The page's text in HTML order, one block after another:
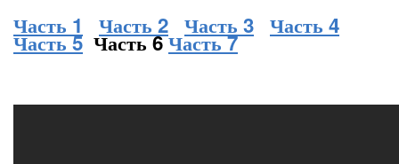
Часть 1 Часть 2 Часть 3 Часть 4
Часть 5 Часть 6Часть 7